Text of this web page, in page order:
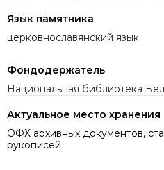
Язык памятника
церковнославянский язык
Фондодержатель
Национальная библиотека
Актуальное место хранения
ОФХ архивных документов,
рукописей